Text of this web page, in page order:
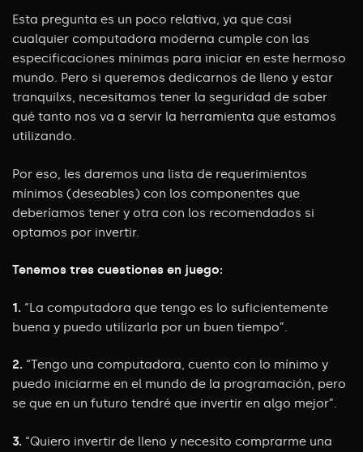
Esta pregunta es un poco relativa, ya que casi
cualquier computadora moderna cumple con las
especificaciones mínimas para iniciar en este hermoso
mundo. Pero si queremos dedicarnos de lleno y estar
tranquilxs, necesitamos tener la seguridad de saber
qué tanto nos va a servir la herramienta que estamos
utilizando.
Por eso, les daremos una lista de requerimientos
mínimos (deseables) con los componentes que
deberíamos tener y otra con los recomendados si
optamos por invertir.
Tenemos tres cuestiones en juego:
1. “La computadora que tengo es lo suficientemente
buena y puedo utilizarla por un buen tiempo”.
2. “Tengo una computadora, cuento con lo mínimo y
puedo iniciarme en el mundo de la programación, pero
se que en un futuro tendré que invertir en algo mejor”.
3. “Quiero invertir de lleno y necesito comprarme una